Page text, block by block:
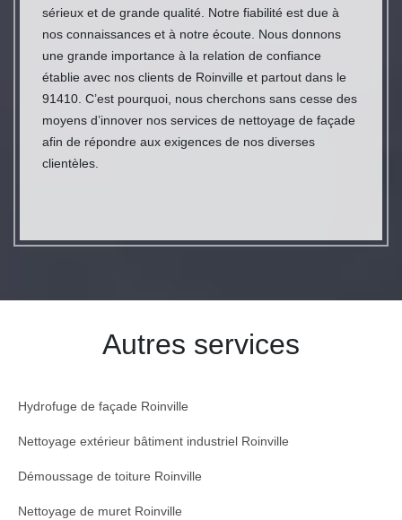
sérieux et de grande qualité. Notre fiabilité est due à
nos connaissances et à notre écoute. Nous donnons
une grande importance à la relation de confiance
établie avec nos clients de Roinville et partout dans le
91410. C’est pourquoi, nous cherchons sans cesse des
moyens d’innover nos services de nettoyage de façade
afin de répondre aux exigences de nos diverses
clientèles.
Autres services
Hydrofuge de façade Roinville
Nettoyage extérieur bâtiment industriel Roinville
Démoussage de toiture Roinville
Nettoyage de muret Roinville